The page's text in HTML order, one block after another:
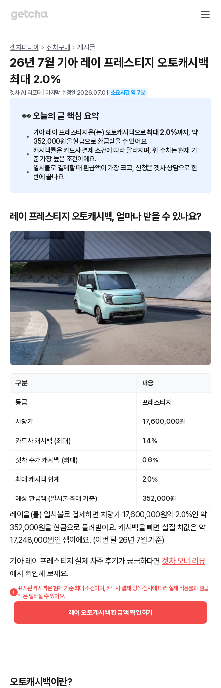
겟차피디아 신차구매 게시글
26년 7월 기아 레이 프레스티지 오토캐시백
최대 2.0%
겟차 AI 리포터 마지막 수정일 2026.07.01 소요시간 약7분
👀 오늘의 글 핵심 요약
기아 레이 프레스티지은(는) 오토캐시백으로 최대 2.0%까지
, 약
352,000원을 현금으로 환급받을 수 있어요.
캐시백률은 카드사·결제 조건에 따라 달라지며, 위 수치는 현재 기
준 가장 높은 조건이에요.
일시불로 결제할 때 환급액이 가장 크고, 신청은 겟차 상담으로 한
번에 끝나요.
레이 프레스티지 오토캐시백, 얼마나 받을 수 있나요?
구분 내용
등급 프레스티지
차량가 17,600,000원
카드사 캐시백 (최대) 1.4%
겟차 추가 캐시백 (최대) 0.6%
최대 캐시백 합계 2.0%
예상 환급액 (일시불·최대 기준) 352,000원
레이을(를) 일시불로 결제하면 차량가 17,600,000원의 2.0%인 약
352,000원을 현금으로 돌려받아요. 캐시백을 빼면 실질 차값은 약
17,248,000원인 셈이에요. (이번 달 26년 7월 기준)
기아 레이 프레스티지 실제 차주 후기가 궁금하다면 겟차 오너 리뷰
에서 확인해 보세요.
표시된 캐시백은 현재 기준 최대 조건이며, 카드사·결제 방식·심사에 따라 실제 적용률과 환급
액은 달라질 수 있어요.
레이 오토캐시백 환급액 확인하기
오토캐시백이란?